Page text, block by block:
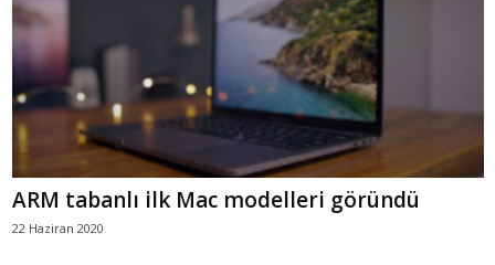
ARM tabanlı ilk Mac modelleri göründü
22 Haziran 2020